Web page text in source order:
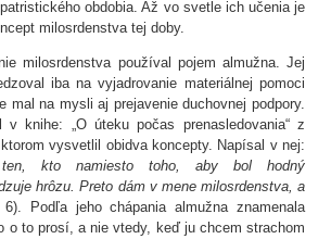
obdobia. Až vo svetle ich učenia je
milosrdenstva tej doby.
milosrdenstva používal pojem almužna. Jej
iba na vyjadrovanie materiálnej pomoci
mal na mysli aj prejavenie duchovnej podpory.
v knihe: „O úteku počas prenasledovania“ z
ktorom vysvetlil obidva koncepty. Napísal v nej:
ten, kto namiesto toho, aby bol hodný
hrôzu. Preto dám v mene milosrdenstva, a
Podľa jeho chápania almužna znamenala
o to prosí, a nie vtedy, keď ju chcem strachom